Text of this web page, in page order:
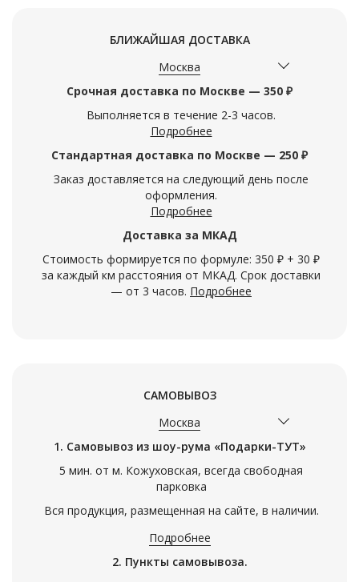
БЛИЖАЙШАЯ ДОСТАВКА
Москва
Срочная доставка по Москве — 350 ₽
Выполняется в течение 2-3 часов.
Подробнее
Стандартная доставка по Москве — 250 ₽
Заказ доставляется на следующий день после
оформления.
Подробнее
Доставка за МКАД
Стоимость формируется по формуле: 350 ₽ + 30 ₽
за каждый км расстояния от МКАД. Срок доставки
— от 3 часов. Подробнее
САМОВЫВОЗ
Москва
1. Самовывоз из шоу-рума «Подарки-ТУТ»
5 мин. от м. Кожуховская, всегда свободная
парковка
Вся продукция, размещенная на сайте, в наличии.
Подробнее
2. Пункты самовывоза.